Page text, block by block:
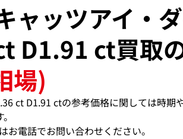
ャッツアイ・
D1.91 ct買取
場)
ct D1.91 ctの参考価格に関しては時期
お電話でお問い合わせください。